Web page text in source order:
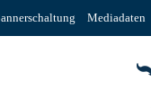
Mediadaten